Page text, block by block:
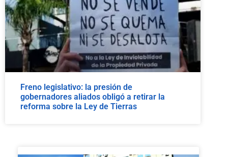
Freno legislativo: la presión de
gobernadores aliados obligó a retirar la
reforma sobre la Ley de Tierras